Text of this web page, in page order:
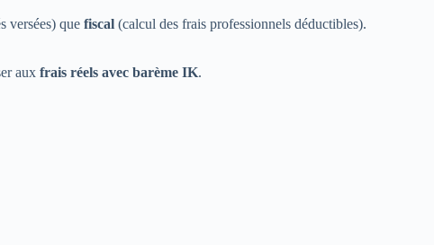
versées) que fiscal (calcul des frais professionnels déductibles).
aux frais réels avec barème IK.